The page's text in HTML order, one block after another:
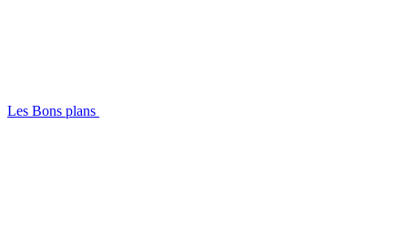
Les Bons plans